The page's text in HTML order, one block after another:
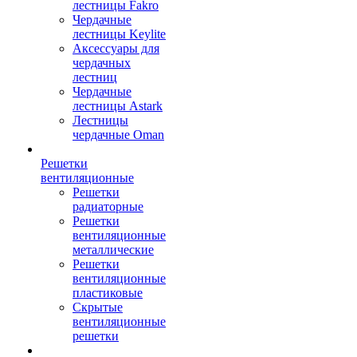
лестницы Fakro
Чердачные
лестницы Keylite
Аксессуары для
чердачных
лестниц
Чердачные
лестницы Astark
Лестницы
чердачные Oman
Решетки
вентиляционные
Решетки
радиаторные
Решетки
вентиляционные
металлические
Решетки
вентиляционные
пластиковые
Скрытые
вентиляционные
решетки